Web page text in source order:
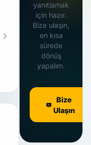
yanıtlamak
için hazır.
Bize ulaşın,
en kısa
sürede
dönüş
yapalım.
Bize
Ulaşın